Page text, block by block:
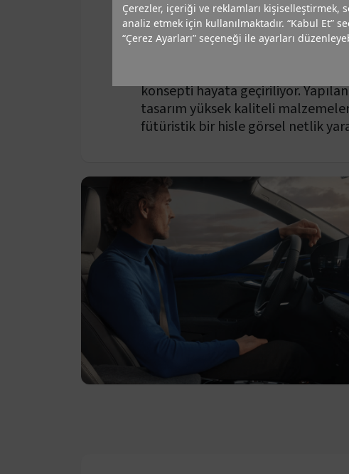
Çerezler, içeriği ve reklamları kişiselleştirmek,
analiz etmek için kullanılmaktadır. “Kabul Et”
“Çerez Ayarları” seçeneği ile ayarları
Öncü iç tasarım.
konsepti hayata geçiriliyor.
tasarım yüksek kaliteli
fütüristik bir hisle görsel netlik